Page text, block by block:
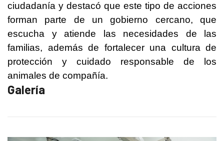
ciudadanía y destacó que este tipo de acciones
forman parte de un gobierno cercano, que
escucha y atiende las necesidades de las
familias, además de fortalecer una cultura de
protección y cuidado responsable de los
animales de compañía.
Galería